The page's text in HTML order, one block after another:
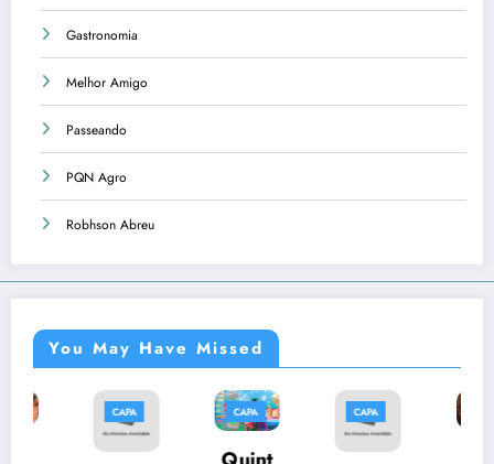
Gastronomia
Melhor Amigo
Passeando
PQN Agro
Robhson Abreu
You May Have Missed
CAPA CAPA CAPA
Músi